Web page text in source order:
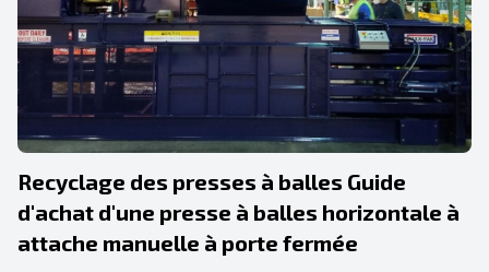
Recyclage des presses à balles Guide
d'achat d'une presse à balles horizontale à
attache manuelle à porte fermée